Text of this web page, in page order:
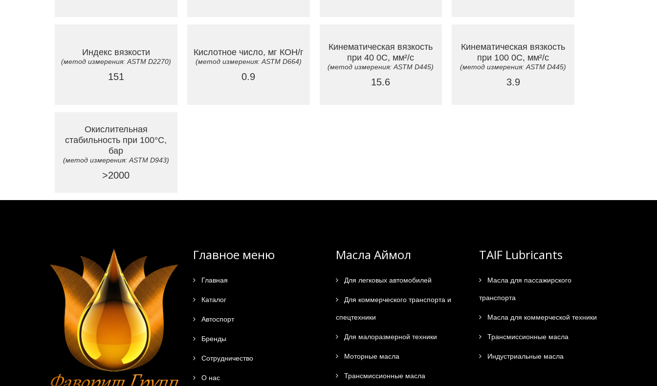
Индекс вязкости
(метод измерения: ASTM D2270)
151
Кислотное число, мг КОН/г
(метод измерения: ASTM D664)
0.9
Кинематическая вязкость
при 40 0C, мм²/с
(метод измерения: ASTM D445)
15.6
Кинематическая вязкость
при 100 0C, мм²/с
(метод измерения: ASTM D445)
3.9
Окислительная
стабильность при 100°С,
бар
(метод измерения: ASTM D943)
>2000
Главное меню
Главная
Каталог
Автоспорт
Бренды
Сотрудничество
О нас
Масла Аймол
Для легковых автомобилей
Для коммерческого транспорта и
спецтехники
Для малоразмерной техники
Моторные масла
Трансмиссионные масла
TAIF Lubricants
Масла для пассажирского
транспорта
Масла для коммерческой техники
Трансмиссионные масла
Индустриальные масла